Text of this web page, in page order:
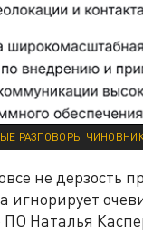
РАЗГОВОРЫ
не дерзость
игнорирует
ПО Наталья